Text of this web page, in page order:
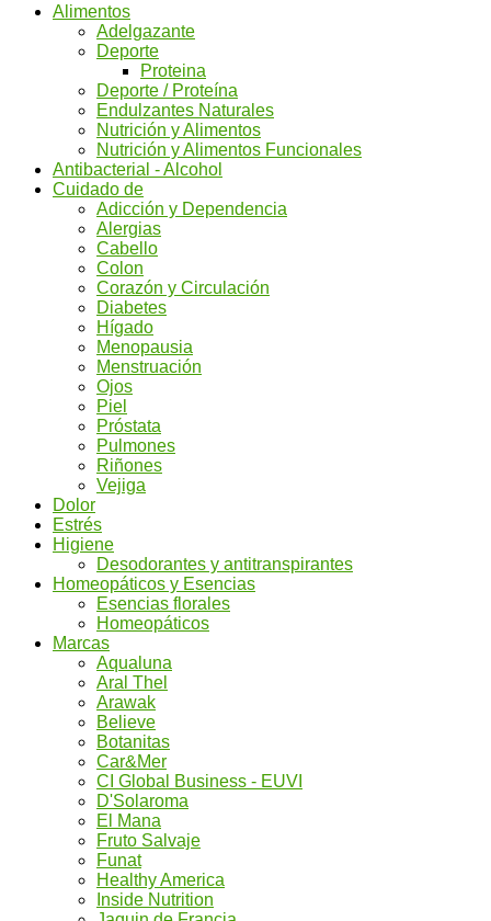
Alimentos
Adelgazante
Deporte
Proteina
Deporte / Proteína
Endulzantes Naturales
Nutrición y Alimentos
Nutrición y Alimentos Funcionales
Antibacterial - Alcohol
Cuidado de
Adicción y Dependencia
Alergias
Cabello
Colon
Corazón y Circulación
Diabetes
Hígado
Menopausia
Menstruación
Ojos
Piel
Próstata
Pulmones
Riñones
Vejiga
Dolor
Estrés
Higiene
Desodorantes y antitranspirantes
Homeopáticos y Esencias
Esencias florales
Homeopáticos
Marcas
Aqualuna
Aral Thel
Arawak
Believe
Botanitas
Car&Mer
CI Global Business - EUVI
D'Solaroma
El Mana
Fruto Salvaje
Funat
Healthy America
Inside Nutrition